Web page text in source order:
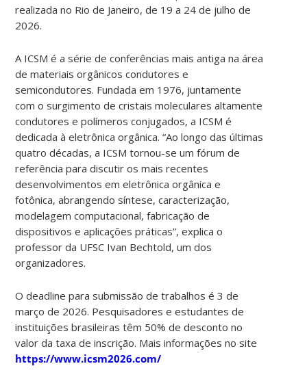
realizada no Rio de Janeiro, de 19 a 24 de julho de
2026.
A ICSM é a série de conferências mais antiga na área
de materiais orgânicos condutores e
semicondutores. Fundada em 1976, juntamente
com o surgimento de cristais moleculares altamente
condutores e polímeros conjugados, a ICSM é
dedicada à eletrônica orgânica. “Ao longo das últimas
quatro décadas, a ICSM tornou-se um fórum de
referência para discutir os mais recentes
desenvolvimentos em eletrônica orgânica e
fotônica, abrangendo síntese, caracterização,
modelagem computacional, fabricação de
dispositivos e aplicações práticas”, explica o
professor da UFSC Ivan Bechtold, um dos
organizadores.
O deadline para submissão de trabalhos é 3 de
março de 2026. Pesquisadores e estudantes de
instituições brasileiras têm 50% de desconto no
valor da taxa de inscrição. Mais informações no site
https://www.icsm2026.com/